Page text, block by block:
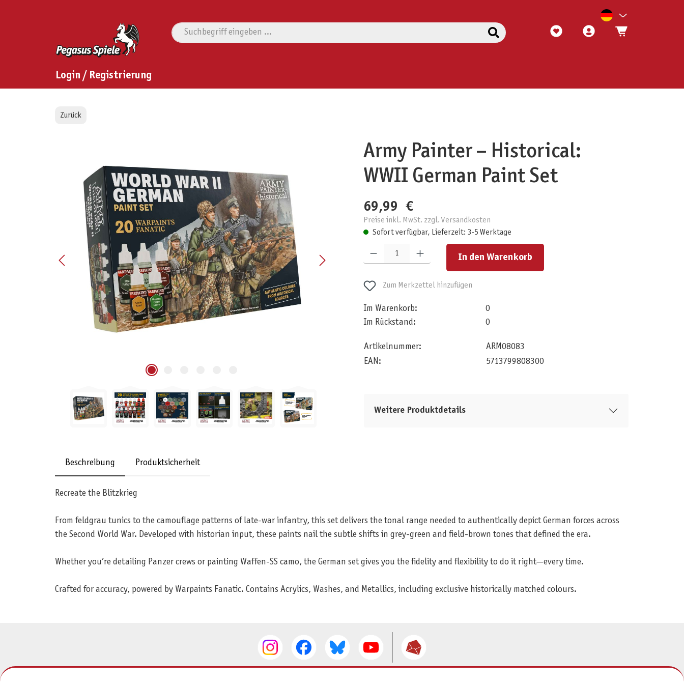
Login / Registrierung
Zurück
Army Painter – Historical:
WWII German Paint Set
69,99 €
Preise inkl. MwSt. zzgl. Versandkosten
Sofort verfügbar, Lieferzeit: 3-5 Werktage
In den Warenkorb
Zum Merkzettel hinzufügen
Im Warenkorb:
0
Im Rückstand:
0
Artikelnummer:
ARM08083
EAN:
5713799808300
Weitere Produktdetails
Beschreibung Produktsicherheit
Recreate the Blitzkrieg
From feldgrau tunics to the camouflage patterns of late-war infantry, this set delivers the tonal range needed to authentically depict German forces across
the Second World War. Developed with historian input, these paints nail the subtle shifts in grey-green and field-brown tones that defined the era.
Whether you’re detailing Panzer crews or painting Waffen-SS camo, the German set gives you the fidelity and flexibility to do it right—every time.
Crafted for accuracy, powered by Warpaints Fanatic. Contains Acrylics, Washes, and Metallics, including exclusive historically matched colours.